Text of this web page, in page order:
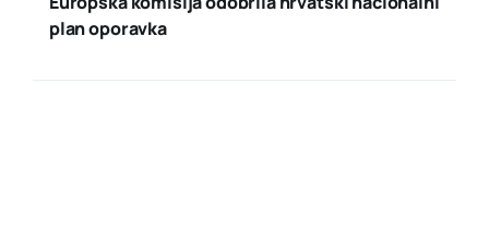
plan oporavka